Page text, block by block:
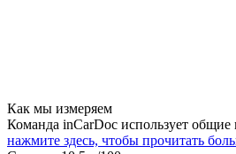
Как мы измеряем
Команда inCarDoc использует
нажмите здесь, чтобы прочитать